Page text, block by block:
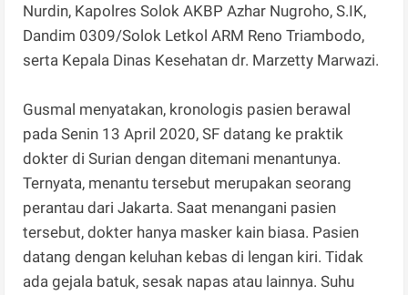
Nurdin, Kapolres Solok AKBP Azhar Nugroho, S.IK,
Dandim 0309/Solok Letkol ARM Reno Triambodo,
serta Kepala Dinas Kesehatan dr. Marzetty Marwazi.
Gusmal menyatakan, kronologis pasien berawal
pada Senin 13 April 2020, SF datang ke praktik
dokter di Surian dengan ditemani menantunya.
Ternyata, menantu tersebut merupakan seorang
perantau dari Jakarta. Saat menangani pasien
tersebut, dokter hanya masker kain biasa. Pasien
datang dengan keluhan kebas di lengan kiri. Tidak
ada gejala batuk, sesak napas atau lainnya. Suhu